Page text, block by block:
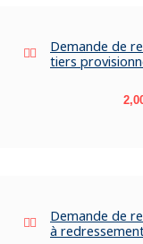
Demande de
tiers
Prix
Demande de
à